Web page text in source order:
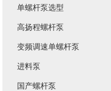
单螺杆泵选型
高扬程螺杆泵
变频调速单螺杆泵
进料泵
国产螺杆泵